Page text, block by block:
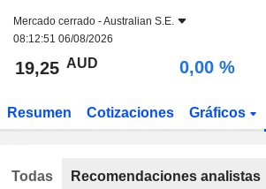
Mercado cerrado -Australian S.E.
08:12:51 06/08/2026
19,25 AUD 0,00 %
Resumen Cotizaciones Gráficos
Todas Recomendaciones analistas